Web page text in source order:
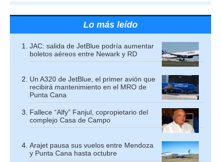
Lo más leído
JAC: salida de JetBlue podría aumentar
boletos aéreos entre Newark y RD
Un A320 de JetBlue, el primer avión que
recibirá mantenimiento en el MRO de
Punta Cana
Fallece “Alfy” Fanjul, copropietario del
complejo Casa de Campo
Arajet pausa sus vuelos entre Mendoza
y Punta Cana hasta octubre